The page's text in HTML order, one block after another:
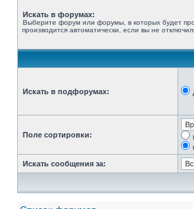
Искать в форумах:
Выберите форум или форумы, в которых будет
производится автоматически, если вы не
Искать в подфорумах:
Поле сортировки:
Искать сообщения за: